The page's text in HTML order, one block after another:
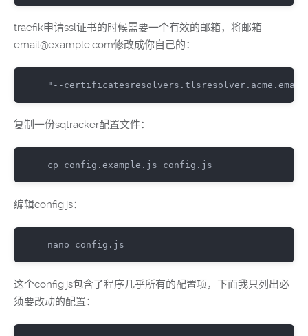
traefik申请ssl证书的时候需要一个有效的邮箱，将邮箱
email@example.com修改成你自己的：
"--
复制一份sqtracker配置文件：
cp config .example . js config . js
编辑config.js：
nano config . js
这个config.js包含了程序几乎所有的配置项，下面我只列出必
须要改动的配置：